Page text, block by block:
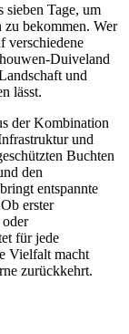
sieben Tage, um
bekommen. Wer
verschiedene
Duiveland
und
lässt.
der Kombination
und
Buchten
den
entspannte
erster
für jede
Vielfalt macht
zurückkehrt.